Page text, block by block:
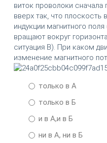
виток проволоки
вверх так, что плоскость
индукции магнитного
вращают вокруг
ситуация В). При каком
изменение магнитного
только в А
только в Б
и в А,и в Б
ни в А, ни в Б